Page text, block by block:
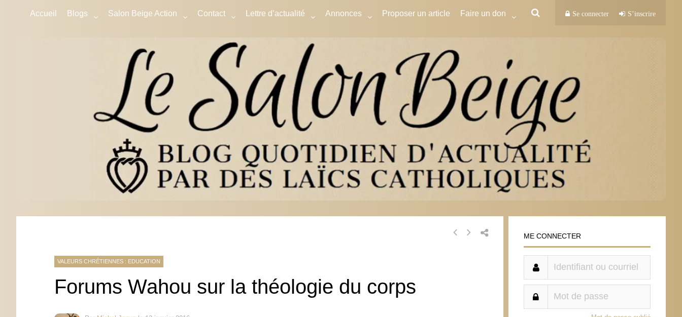
Accueil Blogs Salon Beige Action Contact Lettre d’actualité Annonces Proposer un article Faire un don Se connecter S’inscrire
VALEURS CHRÉTIENNES : EDUCATION
Forums Wahou sur la théologie du corps
ME CONNECTER